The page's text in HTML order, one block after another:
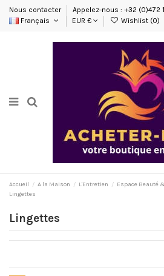
Nous contacter
Appelez-nous : +32 (0)472
Français
EUR € Wishlist (0)
Accueil A la Maison L'Entretien Espace Beauté
Lingettes
Lingettes